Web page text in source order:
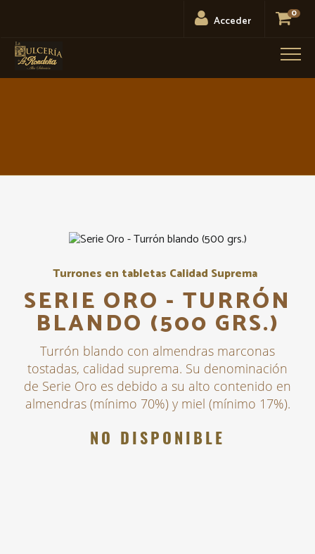
Acceder
0
Menú
Turrones en tabletas Calidad Suprema
SERIE ORO - TURRÓN
BLANDO (500 GRS.)
Turrón blando con almendras marconas
tostadas, calidad suprema. Su denominación
de Serie Oro es debido a su alto contenido en
almendras (mínimo 70%) y miel (mínimo 17%).
NO DISPONIBLE